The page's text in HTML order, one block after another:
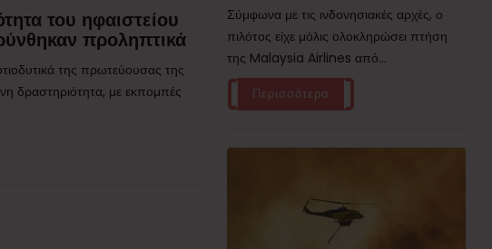
του ηφαιστείου
προληπτικά
της πρωτεύουσας της
δραστηριότητα, με εκπομπές
Σύμφωνα με τις ινδονησιακές αρχές, ο
πιλότος είχε μόλις ολοκληρώσει πτήση
της Malaysia Airlines από...
Περισσότερα